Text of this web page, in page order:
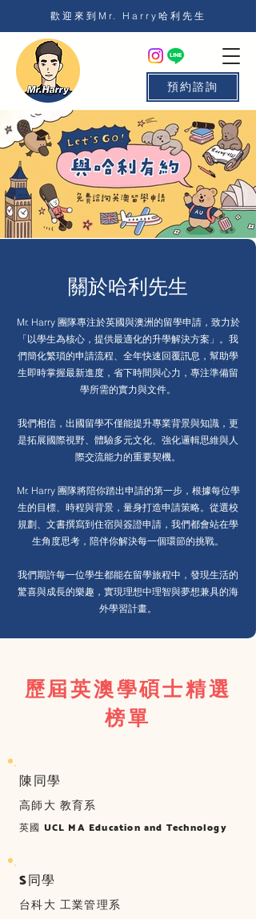
預約諮詢
歡迎來到Mr. Harry哈利先生
關於哈利先生
Mr. Harry 團隊專注於英國與澳洲的留學申請，致力於
「以學生為核心，提供最適化的升學解決方案」。我
們簡化繁瑣的申請流程、全年快速回覆訊息，幫助學
生即時掌握最新進度，省下時間與心力，專注準備留
學所需的實力與文件。
我們相信，出國留學不僅能提升專業背景與知識，更
是拓展國際視野、體驗多元文化、強化邏輯思維與人
際交流能力的重要契機。
Mr. Harry 團隊將陪你踏出申請的第一步，根據每位學
生的目標、時程與背景，量身打造申請策略。從選校
規劃、文書撰寫到住宿與簽證申請，我們都會站在學
生角度思考，陪伴你解決每一個環節的挑戰。
我們期許每一位學生都能在留學旅程中，發現生活的
驚喜與成長的樂趣，實現理想中理智與夢想兼具的海
外學習計畫。
歷屆英澳學碩士精選
榜單
​​陳同學
高師大 教育系
英國 UCL MA Education and Technology
​​S同學
台科大 工業管理系